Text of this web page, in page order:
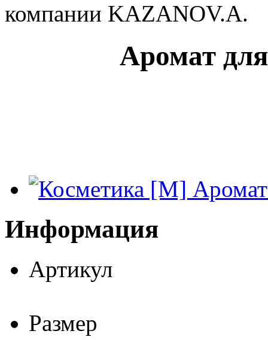
компании KAZANOV.A.
Аромат
Информация
Артикул
Размер